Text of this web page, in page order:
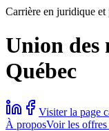
Carrière en juridique
Union des
Québec
Visiter la page
À proposVoir les